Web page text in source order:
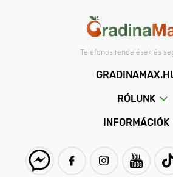
A GradinaMax
tulipánfajták:
Triumph-tulipánok - a világ
tulipánosztálya, amelyet a
keresztezésével nyertek.
Fodros tulipánok - szirmaik szélein
amelyek sok fajtánál kontrasztos,
Botanikus tulipánok - alacsony,
tulipánfajták, amelyeket nem kell kiásni.
Telefonos rendelések és
RÓLUNK
INFORMÁCIÓK